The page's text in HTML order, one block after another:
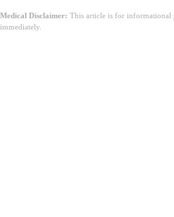
Medical Disclaimer: This article is for informational
immediately.